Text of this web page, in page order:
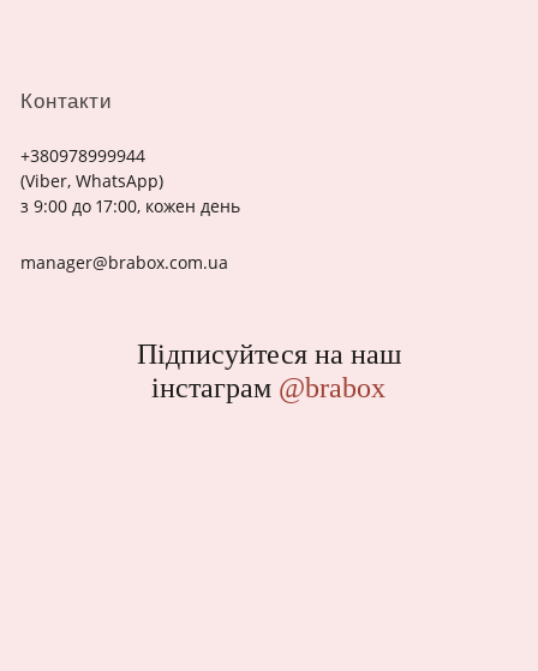
Контакти
+380978999944
(Viber, WhatsApp)
з 9:00 до 17:00, кожен день
manager@brabox.com.ua
Підписуйтеся на наш
інстаграм @brabox